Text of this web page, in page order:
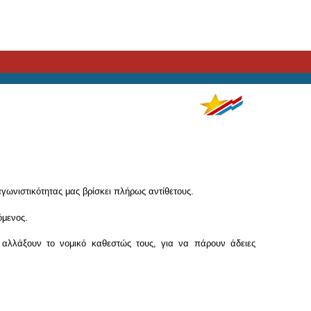
μας βρίσκει πλήρως αντίθετους.
το νομικό καθεστώς τους, για να πάρουν άδειες